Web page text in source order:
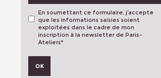
Métiers D'art
En soumettant ce formulaire, j’accepte
que les informations saisies soient
exploitées dans le cadre de mon
inscription à la newsletter de Paris-
Ateliers*
OK